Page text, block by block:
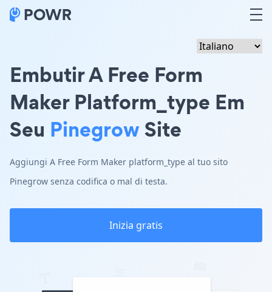
Embutir A Free Form
Maker Platform_type Em
Seu PinegrowSite
Aggiungi A Free Form Maker platform_type al tuo sito
Pinegrow senza codifica o mal di testa.
Inizia gratis